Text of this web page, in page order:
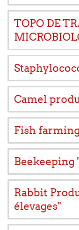
TOPO DE
Camel
Fish
Beekeeping
Rabbit
élevages"